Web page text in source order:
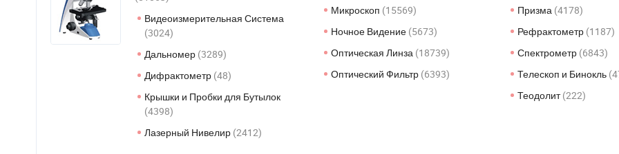
Видеоизмерительная Система
(3024)
Дальномер (3289)
Дифрактометр (48)
Крышки и Пробки для Бутылок
(4398)
Лазерный Нивелир (2412)
Микроскоп (15569)
Ночное Видение (5673)
Оптическая Линза (18739)
Оптический Фильтр (6393)
Призма (4178)
Рефрактометр (1187)
Спектрометр (6843)
Телескоп и Бинокль
Теодолит(222)